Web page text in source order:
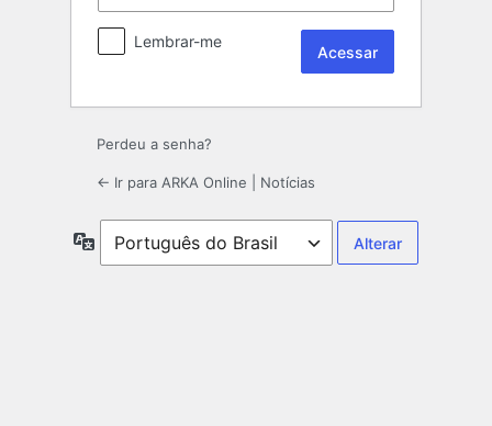
Lembrar-me
Perdeu a senha?
← Ir para ARKA Online | Notícias
Idioma